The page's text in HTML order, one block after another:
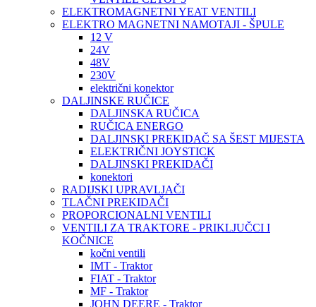
ELEKTROMAGNETNI YEAT VENTILI
ELEKTRO MAGNETNI NAMOTAJI - ŠPULE
12 V
24V
48V
230V
električni konektor
DALJINSKE RUČICE
DALJINSKA RUČICA
RUČICA ENERGO
DALJINSKI PREKIDAČ SA ŠEST MIJESTA
ELEKTRIČNI JOYSTICK
DALJINSKI PREKIDAČI
konektori
RADIJSKI UPRAVLJAČI
TLAČNI PREKIDAČI
PROPORCIONALNI VENTILI
VENTILI ZA TRAKTORE - PRIKLJUČCI I
KOČNICE
kočni ventili
IMT - Traktor
FIAT - Traktor
MF - Traktor
JOHN DEERE - Traktor